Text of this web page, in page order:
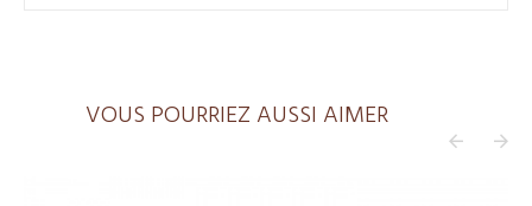
VOUS POURRIEZ AUSSI AIMER